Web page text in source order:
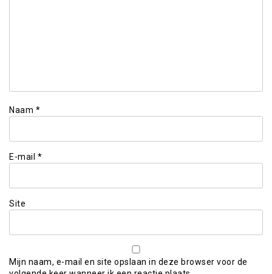
Naam *
E-mail *
Site
Mijn naam, e-mail en site opslaan in deze browser voor de